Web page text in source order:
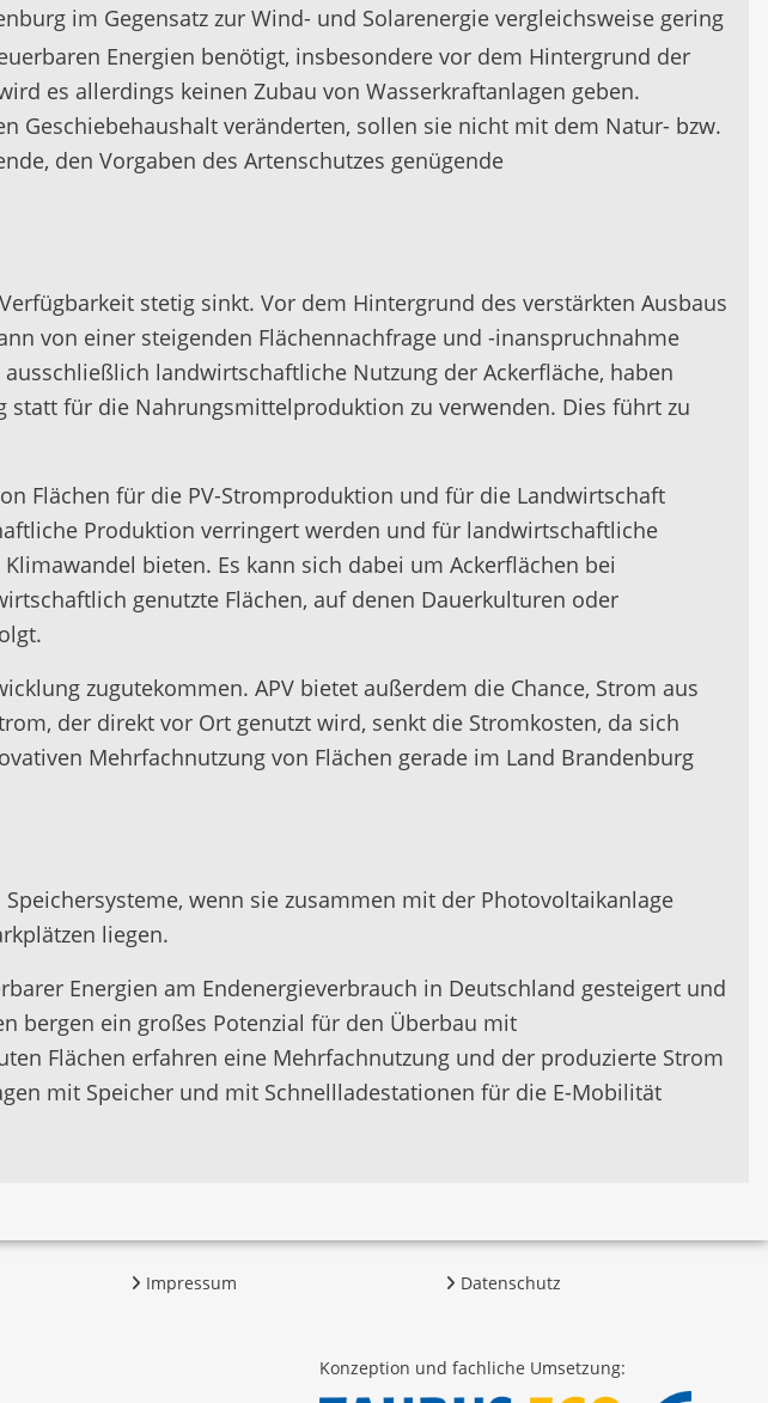
im Gegensatz zur Wind- und Solarenergie vergleichsweise gering
Energien benötigt, insbesondere vor dem Hintergrund der
es allerdings keinen Zubau von Wasserkraftanlagen geben.
Geschiebehaushalt veränderten, sollen sie nicht mit dem Natur- bzw.
den Vorgaben des Artenschutzes genügende
stetig sinkt. Vor dem Hintergrund des verstärkten Ausbaus
von einer steigenden Flächennachfrage und -inanspruchnahme
landwirtschaftliche Nutzung der Ackerfläche, haben
für die Nahrungsmittelproduktion zu verwenden. Dies führt zu
Flächen für die PV-Stromproduktion und für die Landwirtschaft
Produktion verringert werden und für landwirtschaftliche
bieten. Es kann sich dabei um Ackerflächen bei
genutzte Flächen, auf denen Dauerkulturen oder
zugutekommen. APV bietet außerdem die Chance, Strom aus
der direkt vor Ort genutzt wird, senkt die Stromkosten, da sich
Mehrfachnutzung von Flächen gerade im Land Brandenburg
wenn sie zusammen mit der Photovoltaikanlage
liegen.
Energien am Endenergieverbrauch in Deutschland gesteigert und
bergen ein großes Potenzial für den Überbau mit
Flächen erfahren eine Mehrfachnutzung und der produzierte Strom
mit Speicher und mit Schnellladestationen für die E-Mobilität
Impressum Datenschutz
Konzeption und fachliche Umsetzung: